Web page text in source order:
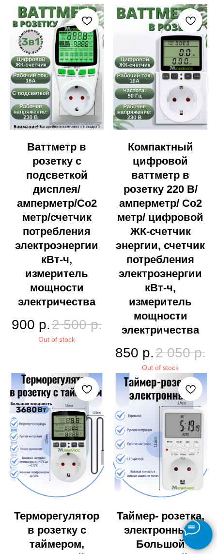
Ваттметр в
розетку с
подсветкой
дисплея/
амперметр/Co2
метр/счетчик
потребления
электроэнергии
кВт-ч,
измеритель
мощности
электричества
900 р.2 500 р.
Out of stock
Компактный
цифровой
ваттметр в
розетку 220 В/
амперметр/ Co2
метр/ цифровой
ЖК-счетчик
энергии, счетчик
потребления
электроэнергии
кВт-ч,
измеритель
мощности
электричества
850 р.2 050 р.
Out of stock
Терморегулятор
в розетку с
таймером,
Таймер- розетка,
электронный.
Большой